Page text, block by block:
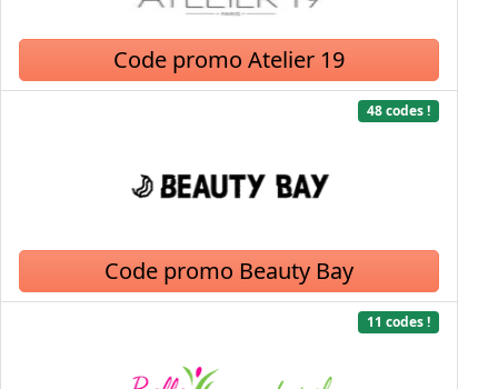
Code promo Atelier 19
48 codes !
Code promo Beauty Bay
11 codes !